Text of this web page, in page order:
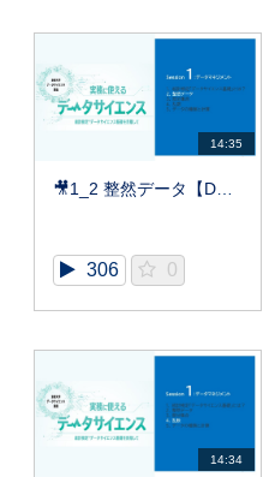
14:35
🎥1_2 整然データ【DS基礎】
306 0
14:34